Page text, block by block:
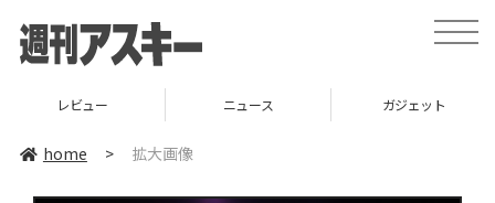
toggle
レビュー ニュース ガジェット
home > 拡大画像